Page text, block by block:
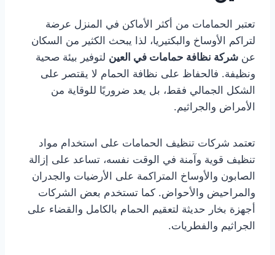
تعتبر الحمامات من أكثر الأماكن في المنزل عرضة
لتراكم الأوساخ والبكتيريا، لذا يبحث الكثير من السكان
عن شركة نظافة حمامات في العين لتوفير بيئة صحية
ونظيفة. فالحفاظ على نظافة الحمام لا يقتصر على
الشكل الجمالي فقط، بل يعد ضروريًا للوقاية من
الأمراض والجراثيم.
تعتمد شركات تنظيف الحمامات على استخدام مواد
تنظيف قوية وآمنة في الوقت نفسه، تساعد على إزالة
الصابون والأوساخ المتراكمة على الأرضيات والجدران
والمراحيض والأحواض. كما تستخدم بعض الشركات
أجهزة بخار حديثة لتعقيم الحمام بالكامل والقضاء على
الجراثيم والفطريات.